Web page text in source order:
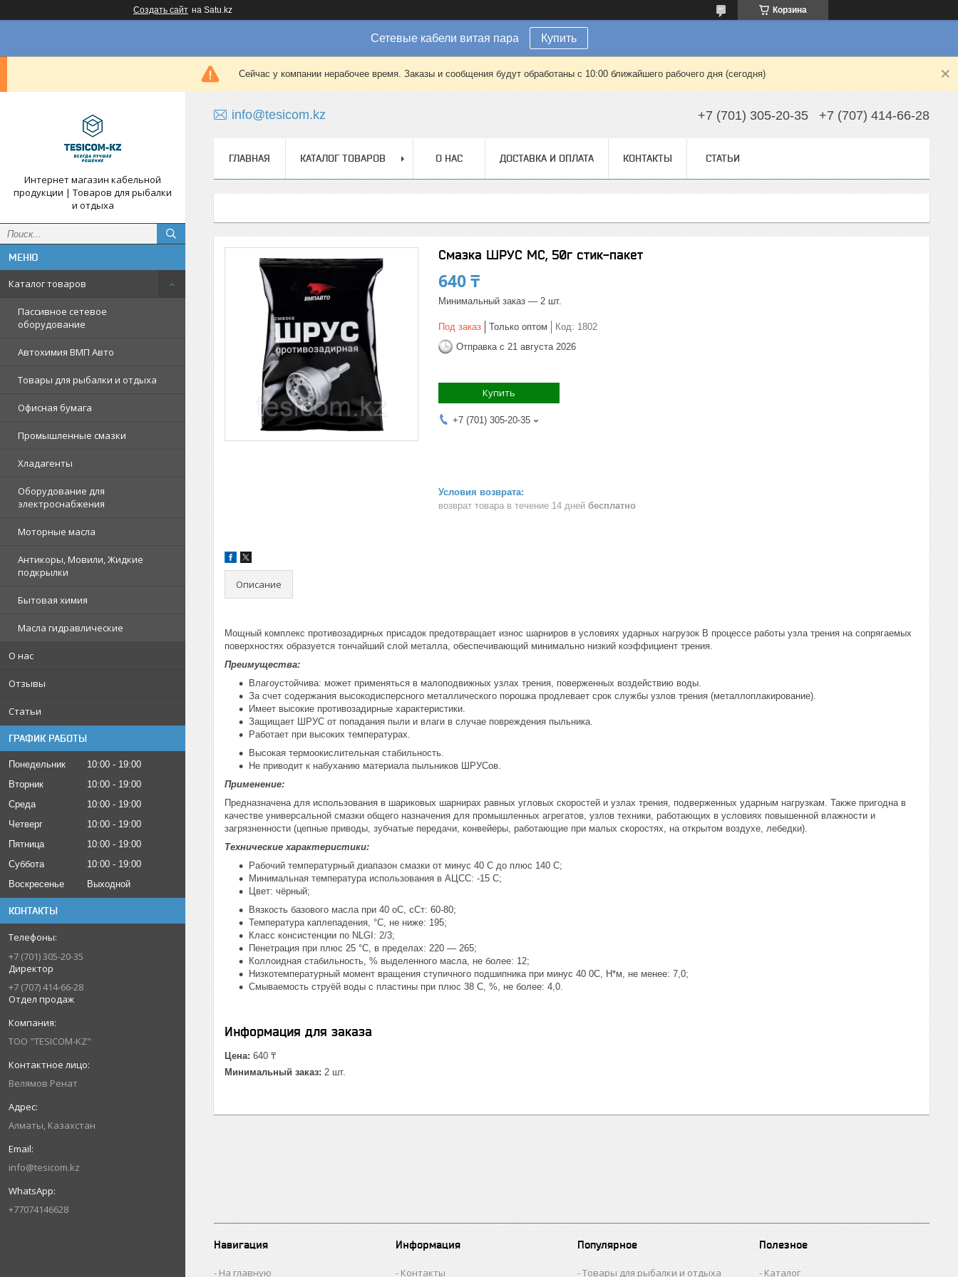
Создать сайт на Satu.kz Корзина
Сетевые кабели витая пара Купить
Сейчас у компании нерабочее время. Заказы и сообщения будут обработаны с 10:00 ближайшего рабочего дня (сегодня)
Интернет магазин кабельной
продукции | Товаров для рыбалки
и отдыха
Каталог товаров
Пассивное сетевое
оборудование
Автохимия ВМП Авто
Товары для рыбалки и отдыха
Офисная бумага
Промышленные смазки
Хладагенты
Оборудование для
электроснабжения
Моторные масла
Антикоры, Мовили, Жидкие
подкрылки
Бытовая химия
Масла гидравлические
О нас
Отзывы
Статьи
ГРАФИК РАБОТЫ
Понедельник 10:00
19:00
Вторник
10:00
19:00
Среда
10:00
19:00
Четверг
10:00
19:00
Пятница
10:00
19:00
Суббота
10:00
19:00
Воскресенье
Выходной
КОНТАКТЫ
+7 (701) 305-20-35
Директор
+7 (707) 414-66-28
Отдел продаж
ТОО "TESICOM-KZ"
Велямов Ренат
Алматы, Казахстан
info@tesicom.kz
+77074146628
info@tesicom.kz +7 (701) 305-20-35 +7 (707) 414-66-28
ГЛАВНАЯ КАТАЛОГ ТОВАРОВ О НАС ДОСТАВКА И ОПЛАТА КОНТАКТЫ СТАТЬИ
Смазка ШРУС МС, 50г стик-пакет
640 ₸
Минимальный заказ — 2 шт.
Под заказ Только оптом Код: 1802
Отправка с 21 августа 2026
Купить
+7 (701) 305-20-35
возврат товара в течение 14 дней бесплатно
Описание
Мощный комплекс противозадирных присадок предотвращает износ шарниров в условиях ударных нагрузок В процессе работы узла трения на сопрягаемых
поверхностях образуется тончайший слой металла, обеспечивающий минимально низкий коэффициент трения.
Преимущества:
Влагоустойчива: может применяться в малоподвижных узлах трения, поверженных воздействию воды.
За счет содержания высокодисперсного металлического порошка продлевает срок службы узлов трения (металлоплакирование).
Имеет высокие противозадирные характеристики.
Защищает ШРУС от попадания пыли и влаги в случае повреждения пыльника.
Работает при высоких температурах.
Высокая термоокислительная стабильность.
Не приводит к набуханию материала пыльников ШРУСов.
Применение:
Предназначена для использования в шариковых шарнирах равных угловых скоростей и узлах трения, подверженных ударным нагрузкам. Также пригодна в
качестве универсальной смазки общего назначения для промышленных агрегатов, узлов техники, работающих в условиях повышенной влажности и
загрязненности (цепные приводы, зубчатые передачи, конвейеры, работающие при малых скоростях, на открытом воздухе, лебедки).
Технические характеристики:
Рабочий температурный диапазон смазки от минус 40 С до плюс 140 С;
Минимальная температура использования в АЦСС: -15 С;
Цвет: чёрный;
Вязкость базового масла при 40 оС, сСт: 60-80;
Температура каплепадения, °С, не ниже: 195;
Класс консистенции по NLGI: 2/3;
Пенетрация при плюс 25 °C, в пределах: 220 — 265;
Коллоидная стабильность, % выделенного масла, не более: 12;
Низкотемпературный момент вращения ступичного подшипника при минус 40 0С, Н*м, не менее: 7,0;
Смываемость струёй воды с пластины при плюс 38 С, %, не более: 4,0.
Информация для заказа
Цена: 640 ₸
Минимальный заказ: 2 шт.
Навигация
На главную
Информация
Контакты
Популярное
Товары для рыбалки и отдыха
Полезное
Каталог